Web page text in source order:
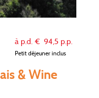
à p.d. € 94,5 p.p.
Petit déjeuner inclus
& Wine